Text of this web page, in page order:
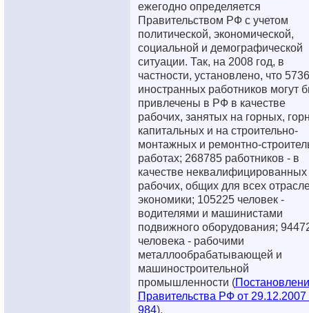
ежегодно определяется
Правительством РФ с учетом
политической, экономической,
социальной и демографической
ситуации. Так, на 2008 год, в
частности, установлено, что
иностранных работников могут
привлечены в РФ в качестве
рабочих, занятых на горных,
капитальных и на строительно-
монтажных и ремонтно-
работах; 268785 работников - в
качестве неквалифицированных
рабочих, общих для всех
экономики; 105225 человек -
водителями и машинистами
подвижного оборудования;
человека - рабочими
металлообрабатывающей и
машиностроительной
промышленности (
Правительства РФ от 29.12.2007
984).